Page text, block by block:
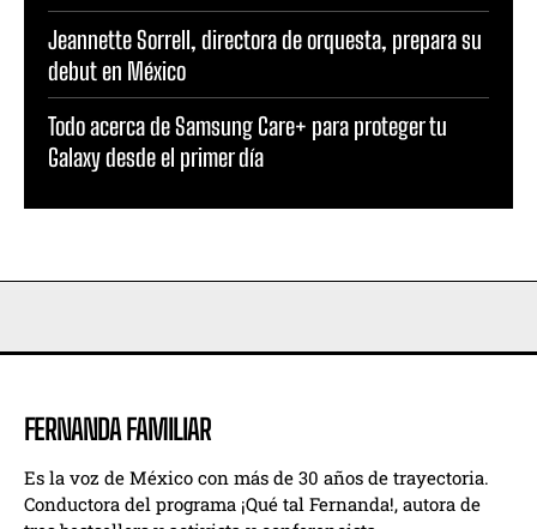
Jeannette Sorrell, directora de orquesta, prepara su
debut en México
Todo acerca de Samsung Care+ para proteger tu
Galaxy desde el primer día
FERNANDA FAMILIAR
Es la voz de México con más de 30 años de trayectoria.
Conductora del programa ¡Qué tal Fernanda!, autora de